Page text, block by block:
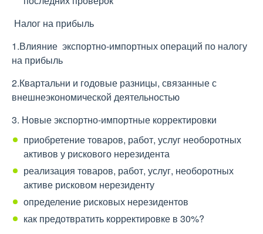
Налог на прибыль
1.Влияние экспортно-импортных операций по налогу
на прибыль
2.Квартальни и годовые разницы, связанные с
внешнеэкономической деятельностью
3. Новые экспортно-импортные корректировки
приобретение товаров, работ, услуг необоротных
активов у рискового нерезидента
реализация товаров, работ, услуг, необоротных
активе рисковом нерезиденту
определение рисковых нерезидентов
как предотвратить корректировке в 30%?